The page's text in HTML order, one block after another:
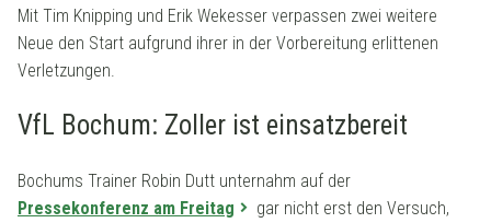
Mit Tim Knipping und Erik Wekesser verpassen zwei weitere
Neue den Start aufgrund ihrer in der Vorbereitung erlittenen
Verletzungen.
VfL Bochum: Zoller ist einsatzbereit
Bochums Trainer Robin Dutt unternahm auf der
Pressekonferenz am Freitag
gar nicht erst den Versuch,